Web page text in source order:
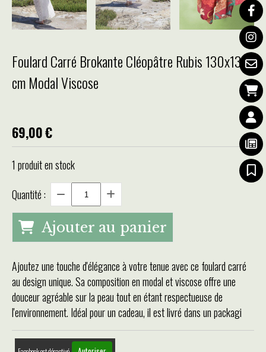
Foulard Carré Brokante Cléopâtre Rubis 130x130
cm Modal Viscose
69,00€
1 produit en stock
Quantité :
Ajouter au panier
Ajoutez une touche d'élégance à votre tenue avec ce foulard carré
au design unique. Sa composition en modal et viscose offre une
douceur agréable sur la peau tout en étant respectueuse de
l'environnement. Idéal pour un cadeau, il est livré dans un packagi